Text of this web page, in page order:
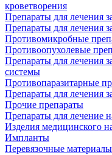
кроветворения
Препараты для лечения
Препараты для лечения
Противомикробные
Противоопухолевые
Препараты для лечения
системы
Противопаразитарные
Препараты для лечения
Прочие препараты
Препараты для лечение
Изделия медицинского
Импланты
Перевязочные материалы